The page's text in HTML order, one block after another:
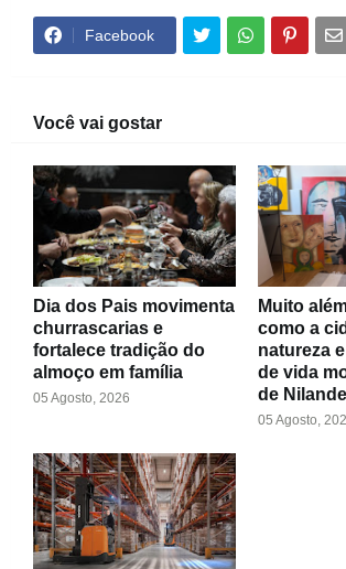
Facebook
Você vai gostar
Dia dos Pais movimenta
churrascarias e
fortalece tradição do
almoço em família
05 Agosto, 2026
Muito
como a
natureza
de vida
de
05 Agosto,